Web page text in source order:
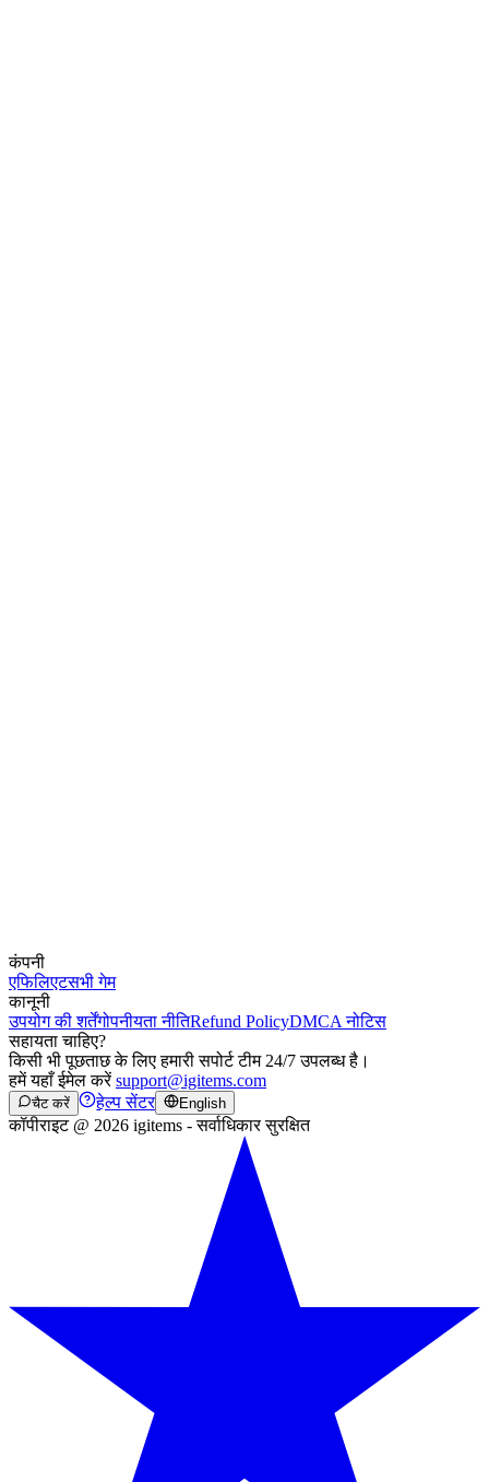
कंपनी
एफिलिएटसभी गेम
कानूनी
उपयोग की शर्तेंगोपनीयता नीतिRefund PolicyDMCA नोटिस
सहायता चाहिए?
किसी भी पूछताछ के लिए हमारी सपोर्ट टीम 24/7 उपलब्ध है।
हमें यहाँ ईमेल करेंsupport@igitems.com
चैट करें हेल्प सेंटर English
कॉपीराइट @ 2026 igitems - सर्वाधिकार सुरक्षित